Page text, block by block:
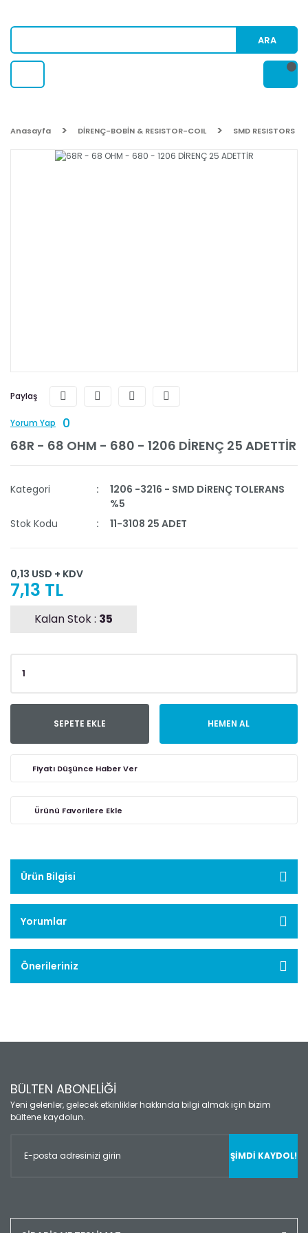
ARA
Anasayfa DİRENÇ-BOBİN & RESISTOR-COIL SMD RESISTORS
Paylaş
Yorum Yap
0
68R - 68 OHM - 680 - 1206 DİRENÇ 25 ADETTİR
Kategori
1206 -3216 - SMD DiRENÇ TOLERANS
%5
Stok Kodu
11-3108 25 ADET
0,13 USD + KDV
7,13 TL
Kalan Stok : 35
SEPETE EKLE HEMEN AL
Fiyatı Düşünce Haber Ver
Ürün Bilgisi
Yorumlar
Önerileriniz
BÜLTEN ABONELİĞİ
Yeni gelenler, gelecek etkinlikler hakkında bilgi almak için bizim
bültene kaydolun.
ŞİMDİ KAYDOL!